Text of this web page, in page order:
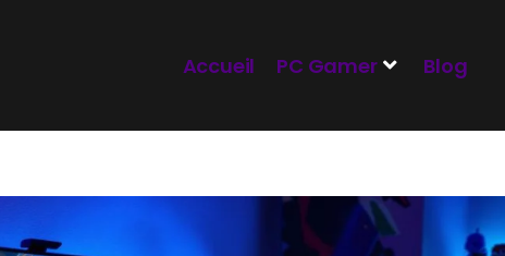
Accueil PC Gamer Blog